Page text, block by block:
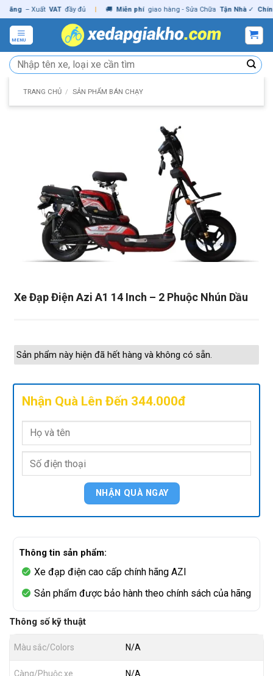
Skip
to
content
– Xuất VAT đầy đủ | 🚚 Miễn phí giao hàng - Sửa Chữa Tận Nhà ✓ Chính
MENU
Tìm
kiếm:
TRANG CHỦ / SẢN PHẨM BÁN CHẠY
Xe Đạp Điện Azi A1 14 Inch – 2 Phuộc Nhún Dầu
Sản phẩm này hiện đã hết hàng và không có sẵn.
Nhận Quà Lên Đến 344.000đ
Thông tin sản phẩm:
Xe đạp điện cao cấp chính hãng AZI
Sản phẩm được bảo hành theo chính sách của hãng
Thông số kỹ thuật
Màu sắc/Colors N/A
Càng/Phuộc xe N/A